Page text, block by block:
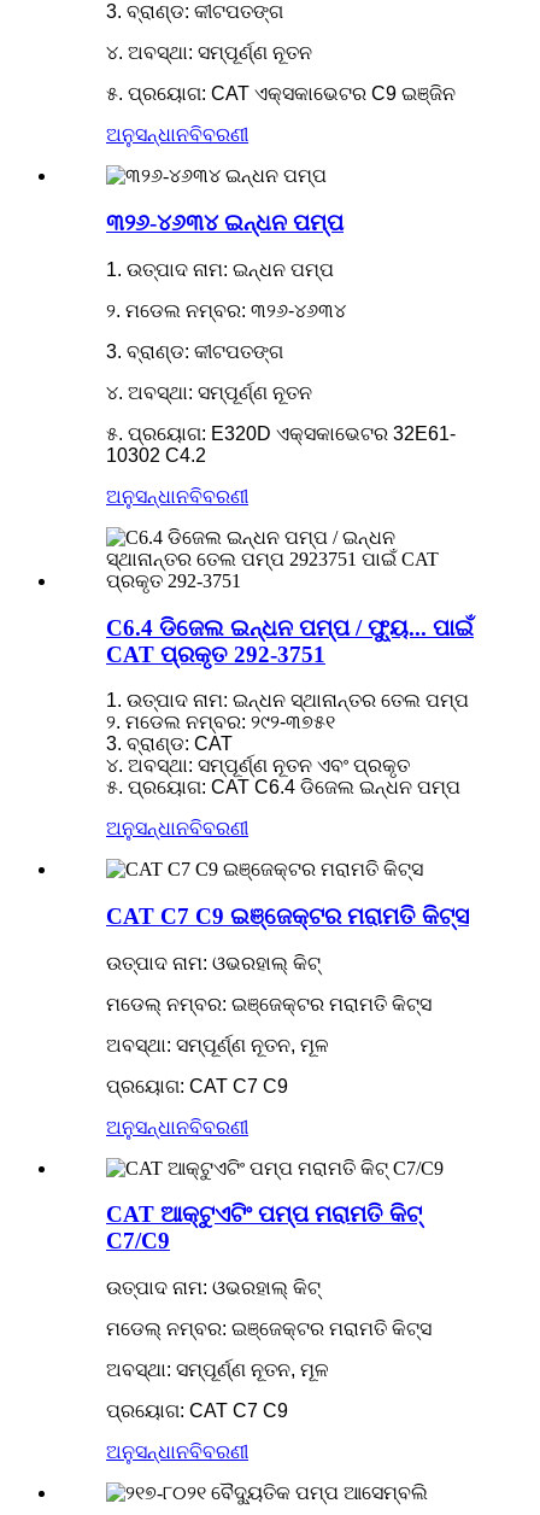
3. ବ୍ରାଣ୍ଡ: କୀଟପତଙ୍ଗ
୪. ଅବସ୍ଥା: ସମ୍ପୂର୍ଣ୍ଣ ନୂତନ
୫. ପ୍ରୟୋଗ: CAT ଏକ୍ସକାଭେଟର C9 ଇଞ୍ଜିନ
ଅନୁସନ୍ଧାନବିବରଣୀ
୩୨୬-୪୬୩୪ ଇନ୍ଧନ ପମ୍ପ
1. ଉତ୍ପାଦ ନାମ: ଇନ୍ଧନ ପମ୍ପ
୨. ମଡେଲ ନମ୍ବର: ୩୨୬-୪୬୩୪
3. ବ୍ରାଣ୍ଡ: କୀଟପତଙ୍ଗ
୪. ଅବସ୍ଥା: ସମ୍ପୂର୍ଣ୍ଣ ନୂତନ
୫. ପ୍ରୟୋଗ: E320D ଏକ୍ସକାଭେଟର 32E61-
10302 C4.2
ଅନୁସନ୍ଧାନବିବରଣୀ
C6.4 ଡିଜେଲ ଇନ୍ଧନ ପମ୍ପ / ଫ୍ୟୁ... ପାଇଁ
CAT ପ୍ରକୃତ 292-3751
1. ଉତ୍ପାଦ ନାମ: ଇନ୍ଧନ ସ୍ଥାନାନ୍ତର ତେଲ ପମ୍ପ
୨. ମଡେଲ ନମ୍ବର: ୨୯୨-୩୭୫୧
3. ବ୍ରାଣ୍ଡ: CAT
୪. ଅବସ୍ଥା: ସମ୍ପୂର୍ଣ୍ଣ ନୂତନ ଏବଂ ପ୍ରକୃତ
୫. ପ୍ରୟୋଗ: CAT C6.4 ଡିଜେଲ ଇନ୍ଧନ ପମ୍ପ
ଅନୁସନ୍ଧାନବିବରଣୀ
CAT C7 C9 ଇଞ୍ଜେକ୍ଟର ମରାମତି କିଟ୍ସ
ଉତ୍ପାଦ ନାମ: ଓଭରହାଲ୍ କିଟ୍
ମଡେଲ୍ ନମ୍ବର: ଇଞ୍ଜେକ୍ଟର ମରାମତି କିଟ୍ସ
ଅବସ୍ଥା: ସମ୍ପୂର୍ଣ୍ଣ ନୂତନ, ମୂଳ
ପ୍ରୟୋଗ: CAT C7 C9
ଅନୁସନ୍ଧାନବିବରଣୀ
CAT ଆକ୍ଟୁଏଟିଂ ପମ୍ପ ମରାମତି କିଟ୍
C7/C9
ଉତ୍ପାଦ ନାମ: ଓଭରହାଲ୍ କିଟ୍
ମଡେଲ୍ ନମ୍ବର: ଇଞ୍ଜେକ୍ଟର ମରାମତି କିଟ୍ସ
ଅବସ୍ଥା: ସମ୍ପୂର୍ଣ୍ଣ ନୂତନ, ମୂଳ
ପ୍ରୟୋଗ: CAT C7 C9
ଅନୁସନ୍ଧାନବିବରଣୀ